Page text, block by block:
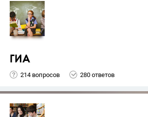
ГИА
214 вопросов 280 ответов